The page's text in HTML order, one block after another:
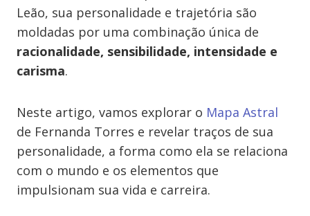
Leão, sua personalidade e trajetória são
moldadas por uma combinação única de
racionalidade, sensibilidade, intensidade e
carisma.
Neste artigo, vamos explorar o Mapa Astral
de Fernanda Torres e revelar traços de sua
personalidade, a forma como ela se relaciona
com o mundo e os elementos que
impulsionam sua vida e carreira.